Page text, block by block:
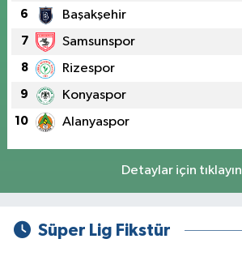
6 Başakşehir
7 Samsunspor
8 Rizespor
9 Konyaspor
10 Alanyaspor
Detaylar için tıklayın
Süper Lig Fikstür